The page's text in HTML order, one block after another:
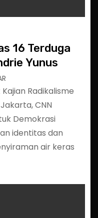
16 Terduga
Yunus
Radikalisme
CNN
Demokrasi
identitas dan
air keras